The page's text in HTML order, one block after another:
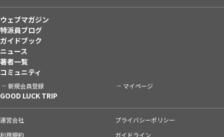
ウェブマガジン
特派員ブログ
ガイドブック
ニュース
著者一覧
コミュニティ
新規会員登録 マイページ
GOOD LUCK TRIP
運営会社
プライバシーポリシー
利用規約
ガイドライン